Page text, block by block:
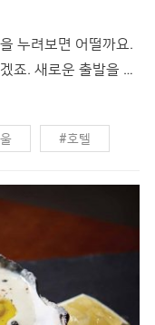
누려보면 어떨까요.
죠. 새로운 출발을 준
다. 왠지 차분하게
달이죠. 임피리얼 팰
#호텔